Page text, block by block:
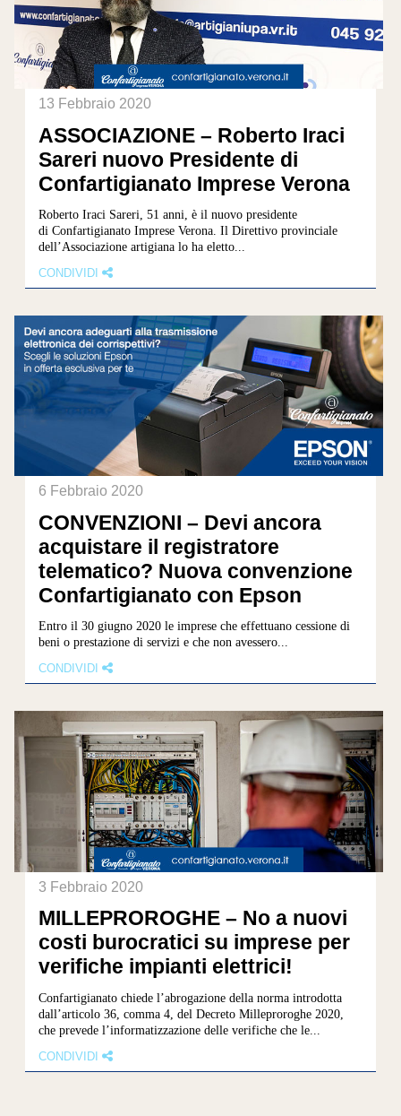
13 Febbraio 2020
ASSOCIAZIONE – Roberto Iraci
Sareri nuovo Presidente di
Confartigianato Imprese Verona
Roberto Iraci Sareri, 51 anni, è il nuovo presidente
di Confartigianato Imprese Verona. Il Direttivo provinciale
dell’Associazione artigiana lo ha eletto...
CONDIVIDI
6 Febbraio 2020
CONVENZIONI – Devi ancora
acquistare il registratore
telematico? Nuova convenzione
Confartigianato con Epson
Entro il 30 giugno 2020 le imprese che effettuano cessione di
beni o prestazione di servizi e che non avessero...
CONDIVIDI
3 Febbraio 2020
MILLEPROROGHE – No a nuovi
costi burocratici su imprese per
verifiche impianti elettrici!
Confartigianato chiede l’abrogazione della norma introdotta
dall’articolo 36, comma 4, del Decreto Milleproroghe 2020,
che prevede l’informatizzazione delle verifiche che le...
CONDIVIDI